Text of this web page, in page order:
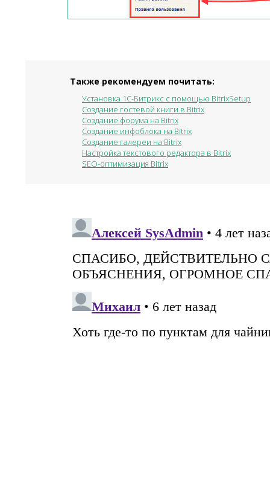
Также рекомендуем почитать:
Установка 1С-Битрикс с помощью BitrixSetup
Создание гостевой книги в Bitrix
Создание форума на Bitrix
Создание инфоблока на Bitrix
Создание галереи на Bitrix
Настройка текстового редактора в Bitrix
SEO-оптимизация Bitrix